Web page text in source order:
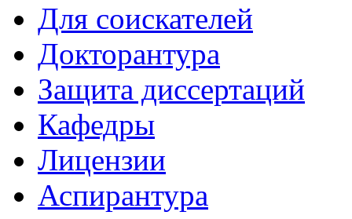
Для соискателей
Докторантура
Защита диссертаций
Кафедры
Лицензии
Аспирантура